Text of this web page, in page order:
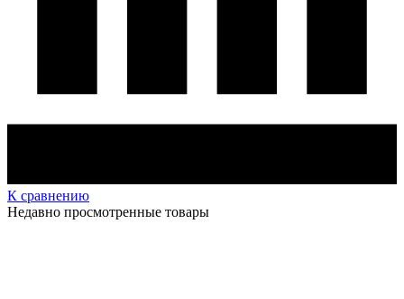
К сравнению
Недавно просмотренные товары